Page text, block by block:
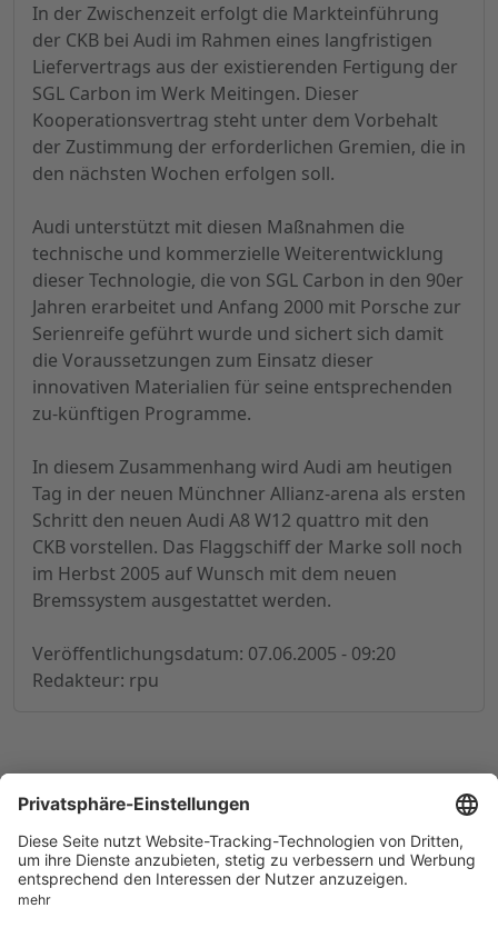
In der Zwischenzeit erfolgt die Markteinführung
der CKB bei Audi im Rahmen eines langfristigen
Liefervertrags aus der existierenden Fertigung der
SGL Carbon im Werk Meitingen. Dieser
Kooperationsvertrag steht unter dem Vorbehalt
der Zustimmung der erforderlichen Gremien, die in
den nächsten Wochen erfolgen soll.
Audi unterstützt mit diesen Maßnahmen die
technische und kommerzielle Weiterentwicklung
dieser Technologie, die von SGL Carbon in den 90er
Jahren erarbeitet und Anfang 2000 mit Porsche zur
Serienreife geführt wurde und sichert sich damit
die Voraussetzungen zum Einsatz dieser
innovativen Materialien für seine entsprechenden
zu-künftigen Programme.
In diesem Zusammenhang wird Audi am heutigen
Tag in der neuen Münchner Allianz-arena als ersten
Schritt den neuen Audi A8 W12 quattro mit den
CKB vorstellen. Das Flaggschiff der Marke soll noch
im Herbst 2005 auf Wunsch mit dem neuen
Bremssystem ausgestattet werden.
Veröffentlichungsdatum: 07.06.2005 - 09:20
Redakteur: rpu
© 1998-2026by GSC Research GmbH
Datenschutz